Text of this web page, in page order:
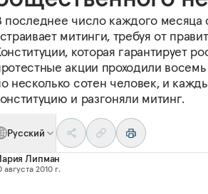
последнее число каждого месяца
митинги, требуя от
которая гарантирует
акции проходили
несколько сотен человек, и
и разгоняли митинг.
Русский
Липман
августа 2010 г.